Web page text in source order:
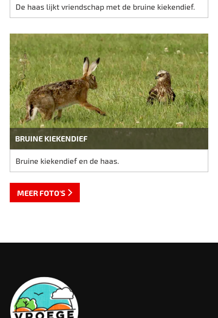
De haas lijkt vriendschap met de bruine kiekendief.
BRUINE KIEKENDIEF
Bruine kiekendief en de haas.
MEER FOTO'S